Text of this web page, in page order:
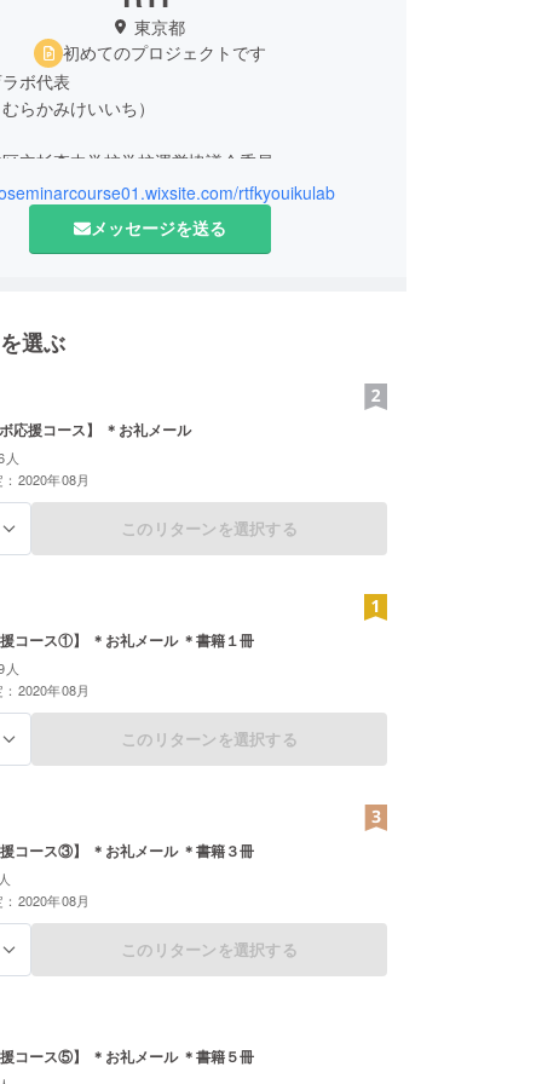
東京都
初めてのプロジェクトです
ボ代表
らかみけいいち）
立杉森中学校学校運営協議会委員
馬市スーパーティーチャー
小2016年大甕小にて公開授業を担当）
研究授業講師を担当。また、神奈川県相模原市
協会・全国私立大学附属併設中高教育研究集会
各地の私立学校の初任者研修・校内研修および
師も担当。足立区・杉並区・港区・葛飾区・千
中等教育学校では児童生徒向け講座のコーディ
、学力向上プロジェクトのサポートを担当。生
当。また10年間にわたり毎年約150名の教員志
年間の授業観察数は300を超え、現在トータル
を観察している。
rtfkyouikulab
メッセージを送る
選ぶ
応援コース】 ＊お礼メール
2020年08月
このリターンを選択する
コース①】 ＊お礼メール ＊書籍１冊
2020年08月
このリターンを選択する
コース③】 ＊お礼メール ＊書籍３冊
2020年08月
このリターンを選択する
コース⑤】 ＊お礼メール ＊書籍５冊